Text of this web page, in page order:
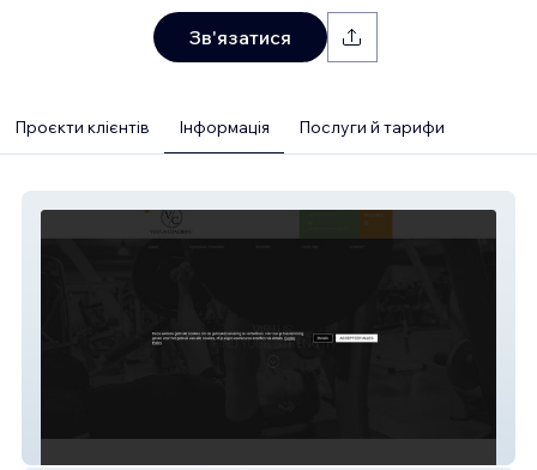
Зв'язатися
Проєкти клієнтів Інформація Послуги й тарифи